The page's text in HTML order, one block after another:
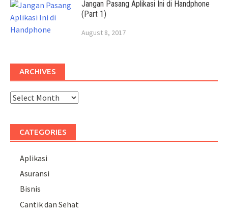
Jangan Pasang Aplikasi Ini di Handphone
(Part 1)
August 8, 2017
ARCHIVES
Archives
CATEGORIES
Aplikasi
Asuransi
Bisnis
Cantik dan Sehat